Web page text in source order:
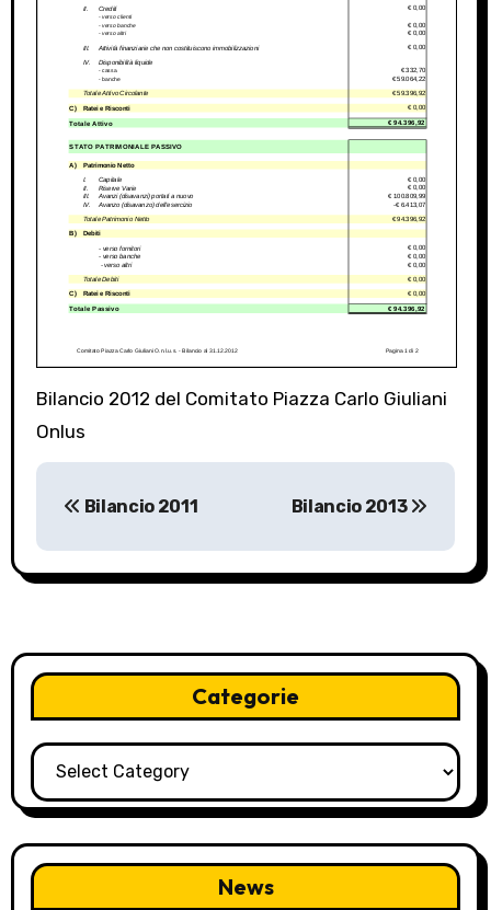
Bilancio 2012 del Comitato Piazza Carlo Giuliani
Onlus
P
s
n
a
v
i
g
a
Bilancio 2011 Bilancio 2013
Categorie
Categorie
News